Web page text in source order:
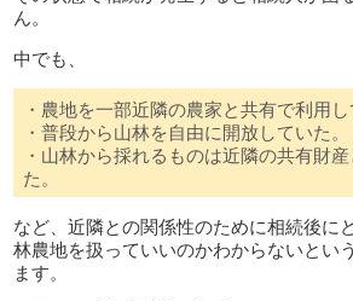
ん。
中でも、
・農地を一部近隣の農家と共有で利用し
・普段から山林を自由に開放していた。
・山林から採れるものは近隣の共有財
た。
など、近隣との関係性のために相続後に
林農地を扱っていいのかわからないとい
ます。